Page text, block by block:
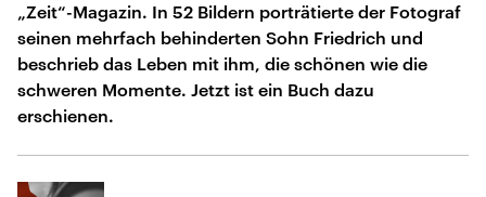
„Zeit“-Magazin. In 52 Bildern porträtierte der Fotograf
seinen mehrfach behinderten Sohn Friedrich und
beschrieb das Leben mit ihm, die schönen wie die
schweren Momente. Jetzt ist ein Buch dazu
erschienen.